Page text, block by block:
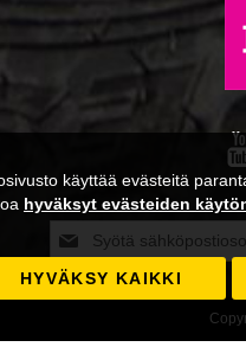
Tilaa
uutiskirjeemme:
käyttää evästeitä
hyväksyt evästeiden
HYVÄKSY KAIKKI